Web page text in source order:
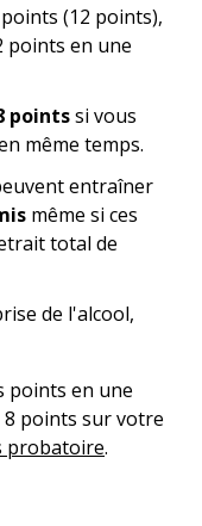
(12 points),
points en une
pointssi vous
même temps.
entraîner
même si ces
total de
de l'alcool,
points en une
8 points sur votre
probatoire.